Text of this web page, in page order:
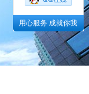
用心服务 成就你我